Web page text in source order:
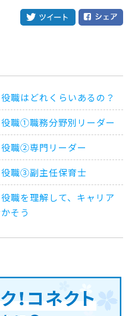
職はどれくらいあるの？
職①職務分野別リーダー
職②専門リーダー
職③副主任保育士
職を理解して、キャリア
そう